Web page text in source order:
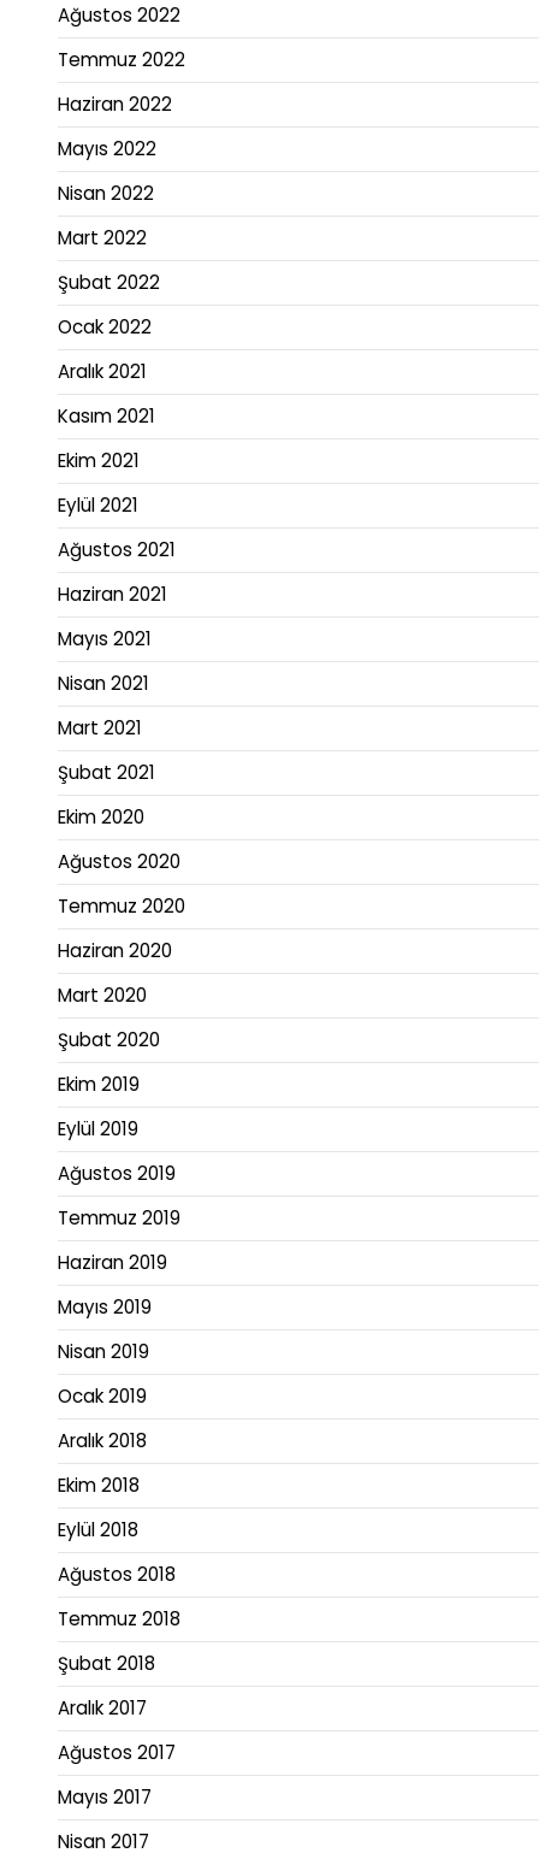
Ağustos 2022
Temmuz 2022
Haziran 2022
Mayıs 2022
Nisan 2022
Mart 2022
Şubat 2022
Ocak 2022
Aralık 2021
Kasım 2021
Ekim 2021
Eylül 2021
Ağustos 2021
Haziran 2021
Mayıs 2021
Nisan 2021
Mart 2021
Şubat 2021
Ekim 2020
Ağustos 2020
Temmuz 2020
Haziran 2020
Mart 2020
Şubat 2020
Ekim 2019
Eylül 2019
Ağustos 2019
Temmuz 2019
Haziran 2019
Mayıs 2019
Nisan 2019
Ocak 2019
Aralık 2018
Ekim 2018
Eylül 2018
Ağustos 2018
Temmuz 2018
Şubat 2018
Aralık 2017
Ağustos 2017
Mayıs 2017
Nisan 2017